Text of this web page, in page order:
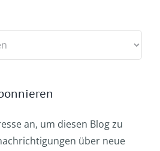
an, um diesen Blog zu
über neue